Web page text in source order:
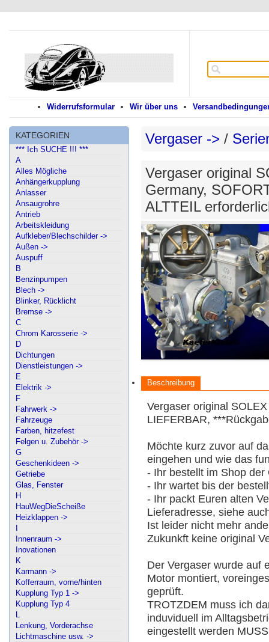
Wir über uns
Widerrufsformular
KATEGORIEN
*** Ich SUCHE !!! ***
A
Alles Mögliche
Anhängerkupplung
Anlasser
Ansaugrohre
Antrieb
Arbeitskleidung
Aufkleber/Blechschilder ->
Außen ->
Auspuff
B
Benzinpumpen
Blech ->
Blinker, Rücklicht
Bremse ->
C
Chrom Karosserie ->
D
Dichtungen
Dienstleistungen ->
E
Elektrik ->
F
Fahrwerk ->
Fahrzeuge
Farben, hitzefest
Felgen u. Zubehör ->
G
Geschenkideen ->
Getriebe
Glas, Fenster
H
HauWegDieScheiße
Heizklappen ->
Innenraum ->
Inovationen
K
Karmann ->
Kofferraum, vorne/hinten
Kupplung Typ 1 ->
Kupplung Typ 4
L
Lenkung, Vorderachse
Lichtmaschine usw. ->
Vergaser -> /
Vergaser original
Germany,
ALTTEIL
Beschreibung
Vergaser original
LIEFERBAR,
Möchte kurz zuvor auf
eingehen und wie das
- Ihr bestellt im Shop der
- Ihr wartet bis der
- Ihr packt Euren alten
Lieferadresse, siehe
Ist leider nicht mehr
Zukunkft keine original
Der Vergaser wurde auf
Motor montiert,
geprüft.
TROTZDEM muss ich
induviduell im
eingestellt werden